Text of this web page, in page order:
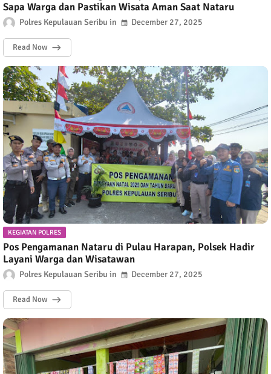
Sapa Warga dan Pastikan Wisata Aman Saat Nataru
Polres Kepulauan Seribu December 27, 2025
Read Now
KEGIATAN POLRES
Pos Pengamanan Nataru di Pulau Harapan, Polsek Hadir
Layani Warga dan Wisatawan
Polres Kepulauan Seribu December 27, 2025
Read Now